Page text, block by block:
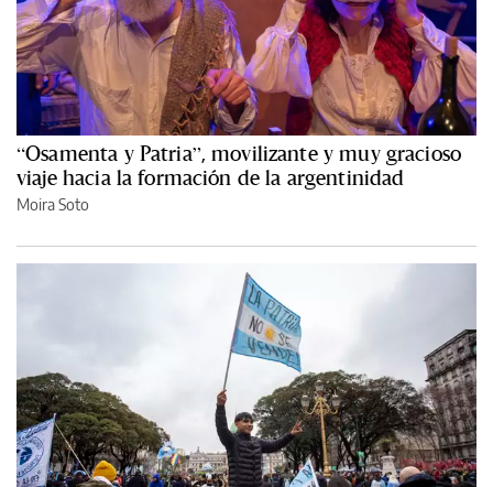
“Osamenta y Patria”, movilizante y muy gracioso
viaje hacia la formación de la argentinidad
Moira Soto